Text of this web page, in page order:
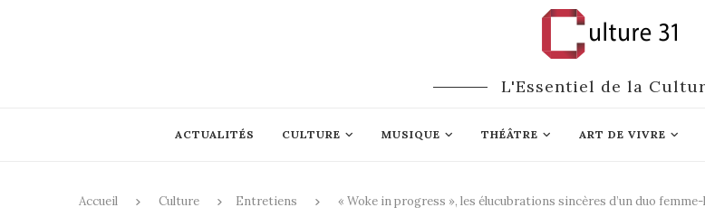
L'Essentiel de la
ACTUALITÉS CULTURE MUSIQUE THÉÂTRE ART DE VIVRE
Accueil Culture Entretiens « Woke in progress », les élucubrations sincères d’un duo